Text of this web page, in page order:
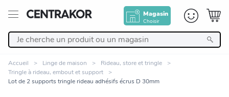
Magasin
Choisir
Nos Produits
Accueil Linge de maison
Rideau, store et tringle
Tringle à rideau, embout et support
Lot de 2 supports tringle rideau adhésifs écrus D 30mm